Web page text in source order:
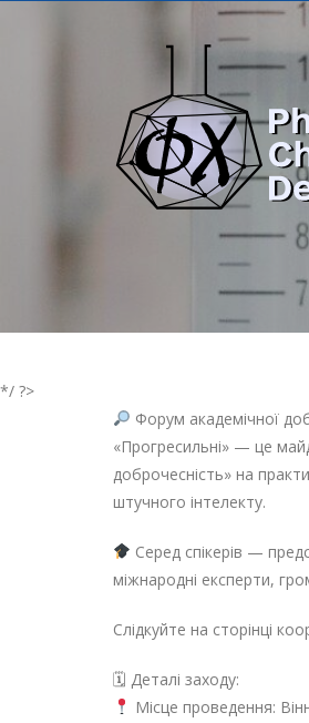
*/ ?>
Форум академічної
«Прогресильні» — це
доброчесність» на
штучного інтелекту.
Серед спікерів —
міжнародні експерти,
Слідкуйте на сторінці
🗓 Деталі заходу:
Місце проведення: